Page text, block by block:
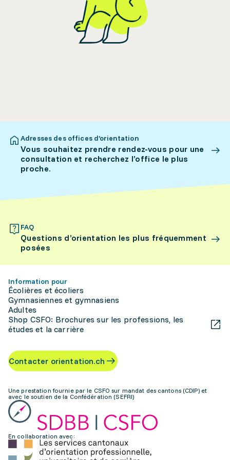
Adresses des offices d’orientation
Vous souhaitez prendre rendez-vous pour une
consultation et recherchez l’office le plus
proche.
FAQ
Questions d’orientation les plus fréquemment
posées
Information pour
Écolières et écoliers
Gymnasiennes et gymnasiens
Adultes
Shop CSFO: Brochures sur les professions, les
études et la carrière
Contacter orientation.ch
Une prestation fournie par le CSFO sur mandat des cantons (CDIP) et
avec le soutien de la Confédération (SEFRI)
En collaboration avec: